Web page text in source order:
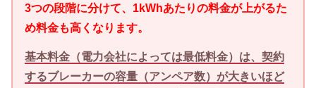
3つの段階に分けて、1kWhあたりの料金が上がるた
め料金も高くなります。
基本料金（電力会社によっては最低料金）は、契約
するブレーカーの容量（アンペア数）が大きいほど